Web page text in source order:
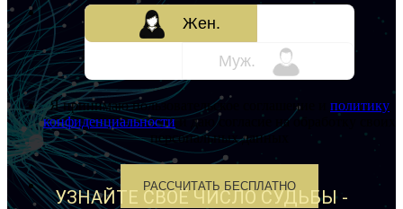
Жен.
Муж.
Я принимаю пользовательское соглашение и политику
конфиденциальностии даю согласие на обработку своих
персональных данных
РАССЧИТАТЬ БЕСПЛАТНО
УЗНАЙТЕ СВОЁ ЧИСЛО СУДЬБЫ -